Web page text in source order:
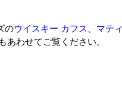
のウイスキー カフス 、 マティ
もあわせてご覧ください。